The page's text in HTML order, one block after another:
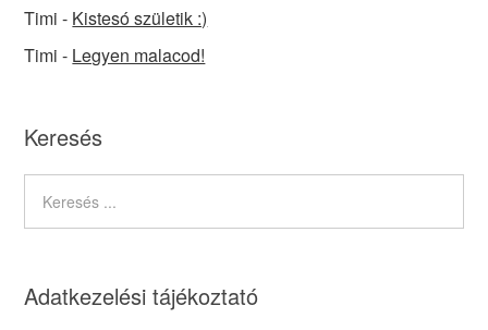
Timi - Kistesó születik :)
Timi - Legyen malacod!
Keresés
Adatkezelési tájékoztató